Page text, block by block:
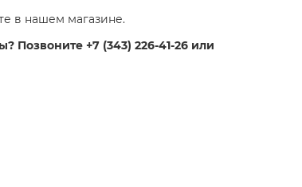
в нашем магазине.
Позвоните +7 (343) 226-41-26 или